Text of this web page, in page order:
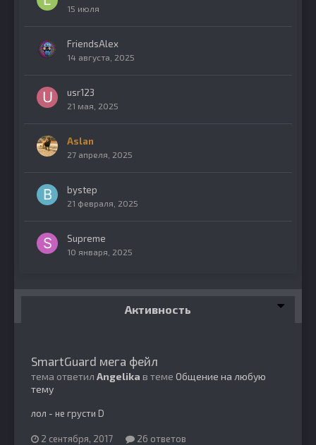
15 июля
FriendsAlex
14 августа, 2025
usr123
21 мая, 2025
Aslan
27 апреля, 2025
bystep
21 февраля, 2025
Supreme
10 января, 2025
Активность
SmartGuard мега фейл
тема ответил Angelika в теме Общение на любую
тему
лол - не грусти D
2 сентября, 2017 26 ответов